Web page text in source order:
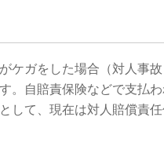
ケガをした場合（対人事
。自賠責保険などで支払
して、現在は対人賠償責